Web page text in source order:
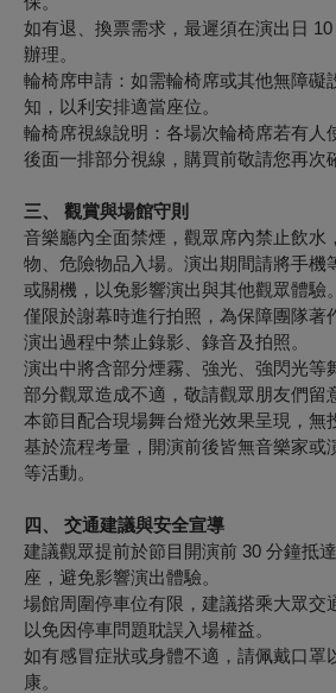
如有退、換票需求，最遲須在演出日 10
辦理。
輪椅席申請：如需輪椅席或其他無障礙
知，以利安排適當座位。
輪椅席視線說明：各場次輪椅席若有人
後面一排部分視線，購買前敬請您再次
三、 觀賞與場館守則
音樂廳內全面禁煙，觀眾席內禁止飲水
物、危險物品入場。演出期間請將手機
或關機，以免影響演出與其他觀眾體驗。
僅限於謝幕時進行拍照，為保障團隊著
演出過程中禁止錄影、錄音及拍照。
演出中將含部分煙霧、強光、強閃光等
部分觀眾造成不適，敬請觀眾朋友們留
本節目配合現場舞台燈光效果呈現，無
基於流程考量，開演前後皆無音樂家或
等活動。
四、 交通建議與安全宣導
建議觀眾提前於節目開演前 30 分鐘抵
座，避免影響演出體驗。
場館周圍停車位有限，建議搭乘大眾交
以免因停車問題耽誤入場權益。
如有感冒症狀或身體不適，請佩戴口罩
康。